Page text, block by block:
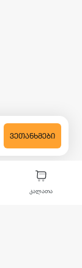
კალათა
ᲕᲔᲗᲐᲜᲮᲛᲔᲑᲘ